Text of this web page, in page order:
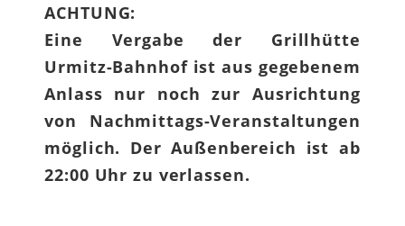
ACHTUNG:
Eine Vergabe der Grillhütte
Urmitz-Bahnhof ist aus gegebenem
Anlass nur noch zur Ausrichtung
von Nachmittags-Veranstaltungen
möglich. Der Außenbereich ist ab
22:00 Uhr zu verlassen.